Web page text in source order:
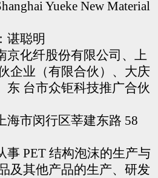
Yueke New Material
谌聪明
京化纤股份有限公司、上
企业（有限合伙）、大庆
东 台市众钜科技推广合伙
海市闵行区莘建东路 58
事 PET 结构泡沫的生产与
及其他产品的生产、研发